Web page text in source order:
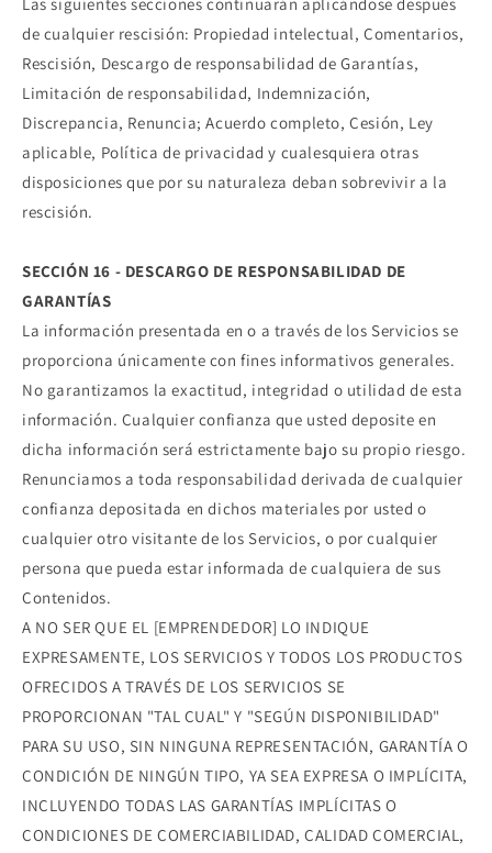
de cualquier rescisión: Propiedad intelectual, Comentarios,
Rescisión, Descargo de responsabilidad de Garantías,
Limitación de responsabilidad, Indemnización,
Discrepancia, Renuncia; Acuerdo completo, Cesión, Ley
aplicable, Política de privacidad y cualesquiera otras
disposiciones que por su naturaleza deban sobrevivir a la
rescisión.
SECCIÓN 16 - DESCARGO DE RESPONSABILIDAD DE
GARANTÍAS
La información presentada en o a través de los Servicios se
proporciona únicamente con fines informativos generales.
No garantizamos la exactitud, integridad o utilidad de esta
información. Cualquier confianza que usted deposite en
dicha información será estrictamente bajo su propio riesgo.
Renunciamos a toda responsabilidad derivada de cualquier
confianza depositada en dichos materiales por usted o
cualquier otro visitante de los Servicios, o por cualquier
persona que pueda estar informada de cualquiera de sus
Contenidos.
A NO SER QUE EL [EMPRENDEDOR] LO INDIQUE
EXPRESAMENTE, LOS SERVICIOS Y TODOS LOS PRODUCTOS
OFRECIDOS A TRAVÉS DE LOS SERVICIOS SE
PROPORCIONAN "TAL CUAL" Y "SEGÚN DISPONIBILIDAD"
PARA SU USO, SIN NINGUNA REPRESENTACIÓN, GARANTÍA O
CONDICIÓN DE NINGÚN TIPO, YA SEA EXPRESA O IMPLÍCITA,
INCLUYENDO TODAS LAS GARANTÍAS IMPLÍCITAS O
CONDICIONES DE COMERCIABILIDAD, CALIDAD COMERCIAL,